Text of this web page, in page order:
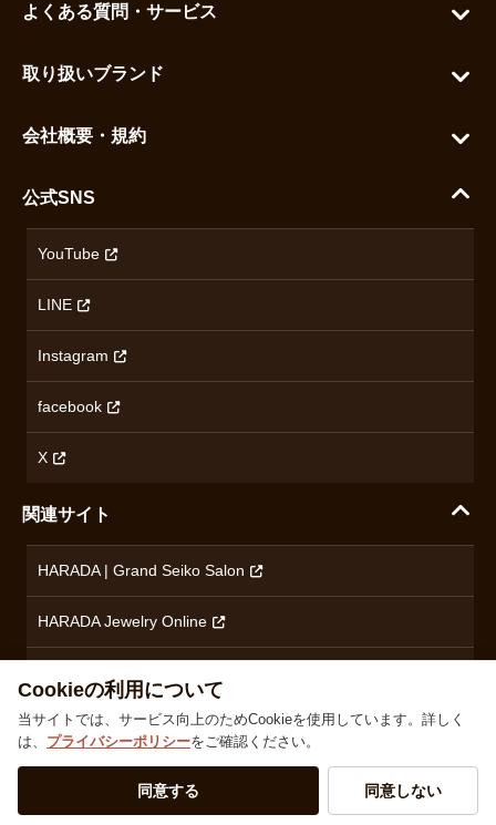
お気に入りを見る
よくある質問・サービス
ご利用ガイド
配送・送料について
取り扱いブランド
セイコー
カシオ
ミナセ
オリエントスター
オメガ
ロンジン
ブランド一覧を見る
会社概要・規約
沿革
プライバシーポリシー
コンテンツ制作ポリシーおよび生成AIの利用指針
公式SNS
YouTube
LINE
Instagram
facebook
X
関連サイト
HARADA | Grand Seiko Salon
HARADA Jewelry Online
株式会社ハラダ 徳島県徳島市沖浜東1丁目9 古物商許可：徳島県公安委員会 第801010001664号
© 1929‐2026 Harada
Cookieの利用について
当サイトでは、サービス向上のためCookieを使用しています。詳しく
は、 プライバシーポリシーをご確認ください。
同意する 同意しない